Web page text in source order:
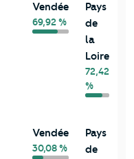
Vendée
69,92 %
Pays
de
la
Loire
72,42
%
Vendée
30,08 %
Pays
de